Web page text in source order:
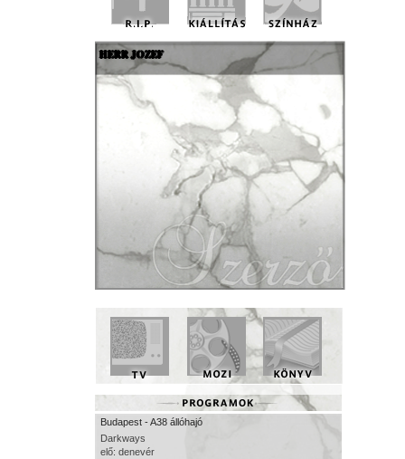
HERR JOZEF
Budapest - A38 állóhajó
Darkways
elő: denevér